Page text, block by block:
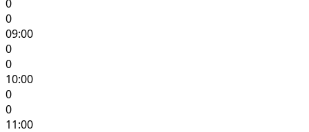
0
0
09:00
0
0
10:00
0
0
11:00